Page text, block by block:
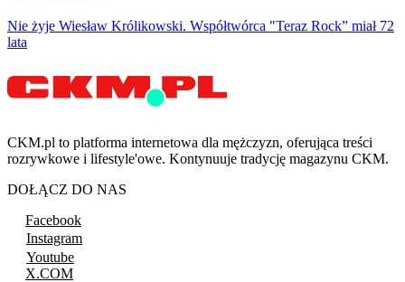
Nie żyje Wiesław Królikowski. Współtwórca "Teraz Rock” miał 72
lata
CKM.pl to platforma internetowa dla mężczyzn, oferująca treści
rozrywkowe i lifestyle'owe. Kontynuuje tradycję magazynu CKM.
DOŁĄCZ DO NAS
Facebook
Instagram
Youtube
X.COM